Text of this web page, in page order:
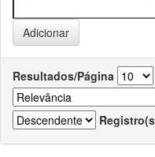
Resultados/Página